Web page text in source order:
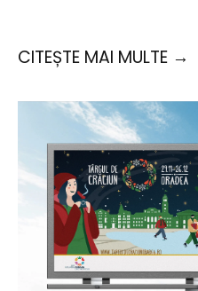
CITEȘTE MAI MULTE →